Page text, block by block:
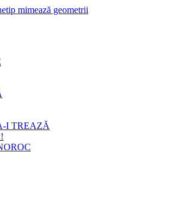
I TREAZĂ